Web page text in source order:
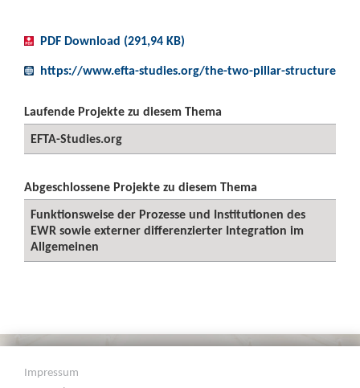
PDF Download (291,94 KB)
https://www.efta-studies.org/the-two-pillar-structure
Laufende Projekte zu diesem Thema
EFTA-Studies.org
Abgeschlossene Projekte zu diesem Thema
Funktionsweise der Prozesse und Institutionen des
EWR sowie externer differenzierter Integration im
Allgemeinen
Impressum